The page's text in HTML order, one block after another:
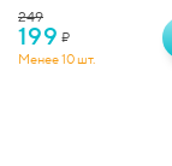
249
199 ₽
Менее 10 шт.